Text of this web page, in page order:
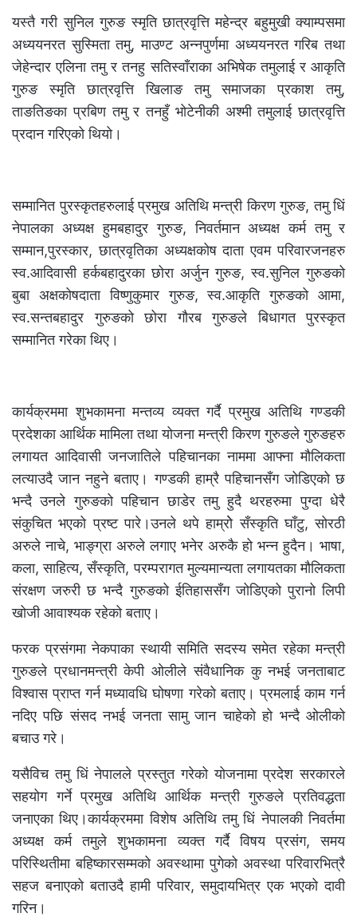
यस्तै गरी सुनिल गुरुङ स्मृति छात्रवृत्ति महेन्द्र बहुमुखी क्याम्पसमा
अध्ययनरत सुस्मिता तमु, माउण्ट अन्नपुर्णमा अध्ययनरत गरिब तथा
जेहेन्दार एलिना तमु र तनहु सतिस्वाँराका अभिषेक तमुलाई र आकृति
गुरुङ स्मृति छात्रवृत्ति खिलाङ तमु समाजका प्रकाश तमु,
ताङतिङका प्रबिण तमु र तनहुँ भोटेनीकी अश्मी तमुलाई छात्रवृत्ति
प्रदान गरिएको थियो।
सम्मानित पुरस्कृतहरुलाई प्रमुख अतिथि मन्त्री किरण गुरुङ, तमु धिं
नेपालका अध्यक्ष हुमबहादुर गुरुङ, निवर्तमान अध्यक्ष कर्म तमु र
सम्मान,पुरस्कार, छात्रवृतिका अध्यक्षकोष दाता एवम परिवारजनहरु
स्व.आदिवासी हर्कबहादुरका छोरा अर्जुन गुरुङ, स्व.सुनिल गुरुङको
बुबा अक्षकोषदाता विष्णुकुमार गुरुङ, स्व.आकृति गुरुङको आमा,
स्व.सन्तबहादुर गुरुङको छोरा गौरब गुरुङले बिधागत पुरस्कृत
सम्मानित गरेका थिए।
कार्यक्रममा शुभकामना मन्तव्य व्यक्त गर्दै प्रमुख अतिथि गण्डकी
प्रदेशका आर्थिक मामिला तथा योजना मन्त्री किरण गुरुङले गुरुङहरु
लगायत आदिवासी जनजातिले पहिचानका नाममा आफ्ना मौलिकता
लत्याउदै जान नहुने बताए। गण्डकी हाम्रै पहिचानसँग जोडिएको छ
भन्दै उनले गुरुङको पहिचान छाडेर तमु हुदै थरहरुमा पुग्दा धेरै
संकुचित भएको प्रष्ट पारे।उनले थपे हाम्रोे सँस्कृति घाँटु, सोरठी
अरुले नाचे, भाङ्ग्रा अरुले लगाए भनेर अरुकै हो भन्न हुदैन। भाषा,
कला, साहित्य, सँस्कृति, परम्परागत मुल्यमान्यता लगायतका मौलिकता
संरक्षण जरुरी छ भन्दै गुरुङको ईतिहाससँग जोडिएको पुरानो लिपी
खोजी आवाश्यक रहेको बताए।
फरक प्रसंगमा नेकपाका स्थायी समिति सदस्य समेत रहेका मन्त्री
गुरुङले प्रधानमन्त्री केपी ओलीले संवैधानिक कु नभई जनताबाट
विश्वास प्राप्त गर्न मध्यावधि घोषणा गरेको बताए। प्रमलाई काम गर्न
नदिए पछि संसद नभई जनता सामु जान चाहेको हो भन्दै ओलीको
बचाउ गरे।
यसैविच तमु धिं नेपालले प्रस्तुत गरेको योजनामा प्रदेश सरकारले
सहयोग गर्ने प्रमुख अतिथि आर्थिक मन्त्री गुरुङले प्रतिवद्धता
जनाएका थिए।कार्यक्रममा विशेष अतिथि तमु धिं नेपालकी निवर्तमा
अध्यक्ष कर्म तमुले शुभकामना व्यक्त गर्दै विषय प्रसंग, समय
परिस्थितीमा बहिष्कारसम्मको अवस्थामा पुगेको अवस्था परिवारभित्रै
सहज बनाएको बताउदै हामी परिवार, समुदायभित्र एक भएको दावी
गरिन।